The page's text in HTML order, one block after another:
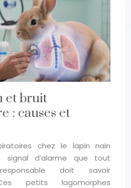
et bruit
: causes et
chez le lapin nain
signal d’alarme que tout
doit savoir
petits lagomorphes